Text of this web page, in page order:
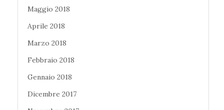
Maggio 2018
Aprile 2018
Marzo 2018
Febbraio 2018
Gennaio 2018
Dicembre 2017